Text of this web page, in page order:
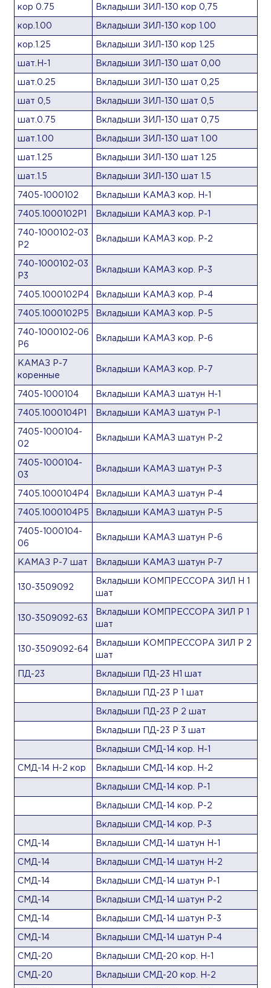
кор 0.75 Вкладыши ЗИЛ-130 кор 0,75
кор.1.00 Вкладыши ЗИЛ-130 кор 1.00
кор.1.25 Вкладыши ЗИЛ-130 кор 1.25
шат.Н-1 Вкладыши ЗИЛ-130 шат 0,00
шат.0.25 Вкладыши ЗИЛ-130 шат 0,25
шат 0,5 Вкладыши ЗИЛ-130 шат 0,5
шат.0.75 Вкладыши ЗИЛ-130 шат 0,75
шат.1.00 Вкладыши ЗИЛ-130 шат 1.00
шат.1.25 Вкладыши ЗИЛ-130 шат 1.25
шат.1.5 Вкладыши ЗИЛ-130 шат 1.5
7405-1000102 Вкладыши КАМАЗ кор. Н-1
7405.1000102Р1 Вкладыши КАМАЗ кор. Р-1
740-1000102-03
Р2
Вкладыши КАМАЗ кор. Р-2
740-1000102-03
Р3
Вкладыши КАМАЗ кор. Р-3
7405.1000102Р4 Вкладыши КАМАЗ кор. Р-4
7405.1000102Р5 Вкладыши КАМАЗ кор. Р-5
740-1000102-06
Р6
Вкладыши КАМАЗ кор. Р-6
КАМАЗ Р-7
коренные
Вкладыши КАМАЗ кор. Р-7
7405-1000104 Вкладыши КАМАЗ шатун Н-1
7405.1000104Р1 Вкладыши КАМАЗ шатун Р-1
7405-1000104-
02
Вкладыши КАМАЗ шатун Р-2
7405-1000104-
03
Вкладыши КАМАЗ шатун Р-3
7405.1000104Р4 Вкладыши КАМАЗ шатун Р-4
7405.1000104Р5 Вкладыши КАМАЗ шатун Р-5
7405-1000104-
06
Вкладыши КАМАЗ шатун Р-6
КАМАЗ Р-7 шат Вкладыши КАМАЗ шатун Р-7
130-3509092
Вкладыши КОМПРЕССОРА ЗИЛ Н 1
шат
130-3509092-63
Вкладыши КОМПРЕССОРА ЗИЛ Р 1
шат
130-3509092-64
Вкладыши КОМПРЕССОРА ЗИЛ Р 2
шат
ПД-23 Вкладыши ПД-23 Н1 шат
Вкладыши ПД-23 Р 1 шат
Вкладыши ПД-23 Р 2 шат
Вкладыши ПД-23 Р 3 шат
Вкладыши СМД-14 кор. Н-1
СМД-14 Н-2 кор Вкладыши СМД-14 кор. Н-2
Вкладыши СМД-14 кор. Р-1
Вкладыши СМД-14 кор. Р-2
Вкладыши СМД-14 кор. Р-3
СМД-14 Вкладыши СМД-14 шатун Н-1
СМД-14 Вкладыши СМД-14 шатун Н-2
СМД-14 Вкладыши СМД-14 шатун Р-1
СМД-14 Вкладыши СМД-14 шатун Р-2
СМД-14 Вкладыши СМД-14 шатун Р-3
СМД-14 Вкладыши СМД-14 шатун Р-4
СМД-20 Вкладыши СМД-20 кор. Н-1
СМД-20 Вкладыши СМД-20 кор. Н-2